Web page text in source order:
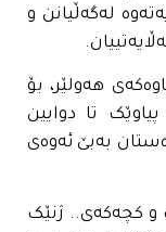
لەگەڵیانن و
هەولێر، بۆ
تا دوایین
بەبێ ئەوەی
و کچەکەی.. ژنێک